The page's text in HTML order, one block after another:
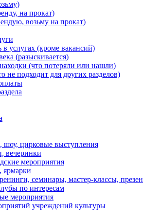
на прокат)
возьму на прокат)
услугах (кроме вакансий)
(разыскивается)
(что потеряли или нашли)
не подходит для других разделов)
шоу, цирковые выступления
вечеринки
мероприятия
ярмарки
семинары, мастер-классы,
по интересам
мероприятия
учреждений культуры